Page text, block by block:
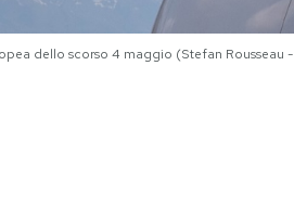
dello scorso 4 maggio (Stefan Rousseau -